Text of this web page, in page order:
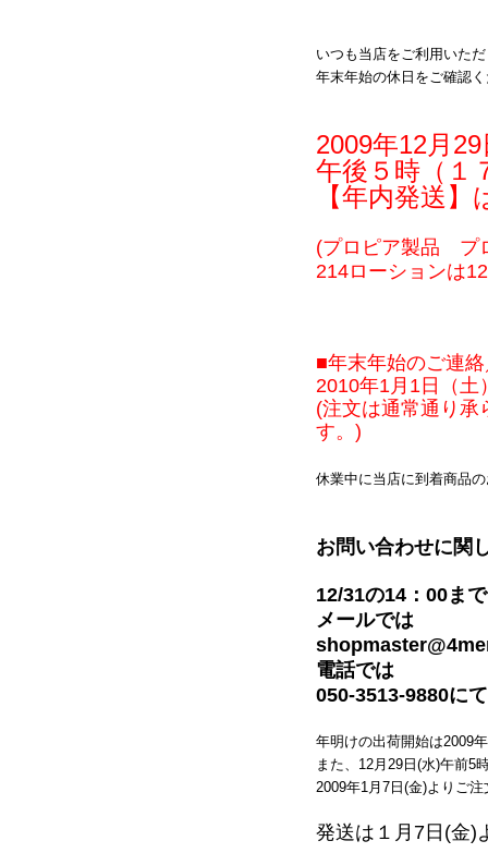
いつも当店をご利用いた
年末年始の休日をご確認
2009年12月
午後５時（１
【年内発送】
(プロピア製品
214ローションは
■年末年始のご連
2010年1月1日（土
(注文は通常通り承
す。)
休業中に当店に到着商品
お問い合わせに関
12/31の14：00まで
メールでは
電話では
050-3513-9880に
年明けの出荷開始は2009
また、12月29日(水)午前5
2009年1月7日(金)よりご
発送は１月7日(金)